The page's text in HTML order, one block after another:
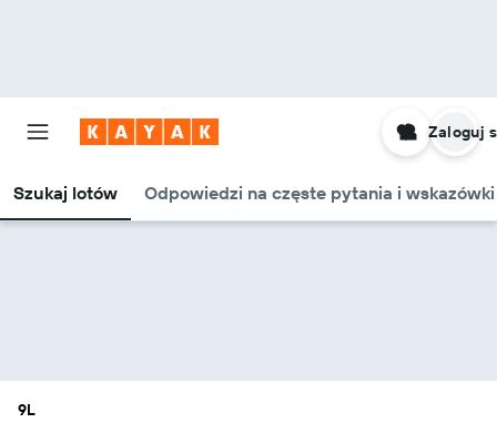
Szukaj lotów Odpowiedzi na częste pytania i wskazówki
Zaloguj
9L